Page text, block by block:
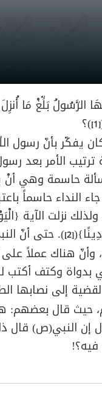
الرَّسُولُ بَلِّغْ مَا
[1] )؟
يفكّر بأنّ
الأمر بعد
حاسمة وهي
حاسماً
نزلت الآية
[2] ). حتى أنّ
وأنّ هناك عملاً
وكتف أكتب
إلى نصابها
حيث قال
إن النبي(ص) قال